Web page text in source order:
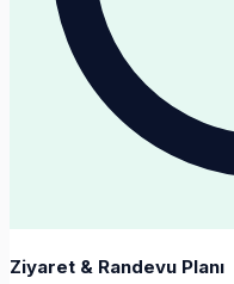
Ziyaret & Randevu Planı